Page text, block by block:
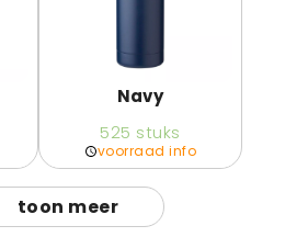
Navy
525 stuks
voorraad info
toon meer